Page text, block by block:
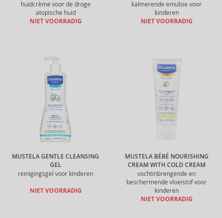
huidcrème voor de droge
atopische huid
NIET VOORRADIG
kalmerende emulsie voor
kinderen
NIET VOORRADIG
MUSTELA GENTLE CLEANSING
GEL
reinigingsgel voor kinderen
NIET VOORRADIG
MUSTELA BÉBÉ NOURISHING
CREAM WITH COLD CREAM
vochtinbrengende en
beschermende vloeistof voor
kinderen
NIET VOORRADIG